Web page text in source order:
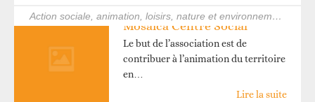
action sociale, animation, loisirs, nature et environnement /
Mosaïca Centre Social
Le but de l’association est de
contribuer à l’animation du territoire
en…
Lire la suite